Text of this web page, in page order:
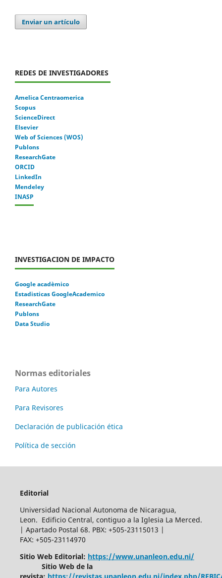
Enviar un artículo
REDES DE INVESTIGADORES
Amelica Centraomerica
Scopus
ScienceDirect
Elsevier
Web of Sciences (WOS)
Publons
ResearchGate
ORCID
LinkedIn
Mendeley
INASP
INVESTIGACION DE IMPACTO
Google acadèmico
Estadisticas GoogleAcademico
ResearchGate
Publons
Data Studio
Normas editoriales
Para Autores
Para Revisores
Declaración de publicación ética
Política de sección
Editorial
Universidad Nacional Autonoma de Nicaragua,
Leon. Edificio Central, contiguo a la Iglesia La Merced.
| Apartado Postal 68. PBX: +505-23115013 |
FAX: +505-23114970
Sitio Web Editorial: https://www.unanleon.edu.ni/
Sitio Web de la